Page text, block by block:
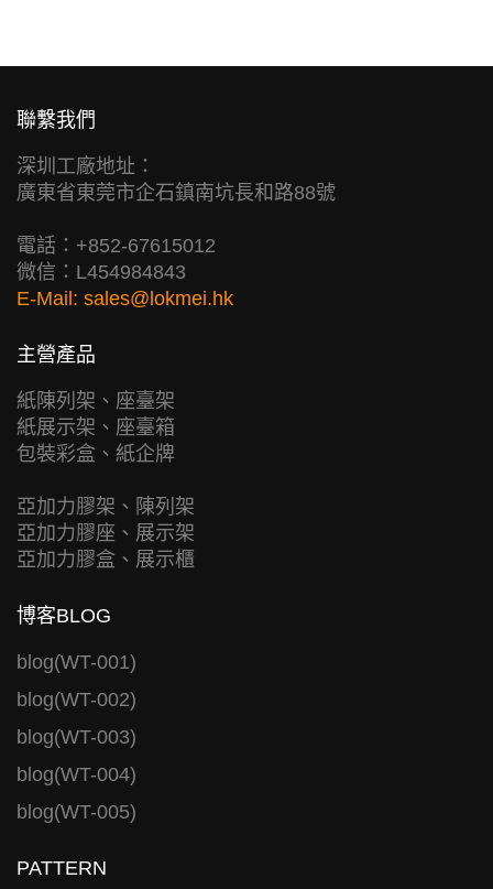
聯繫我們
深圳工廠地址：
廣東省東莞市企石鎮南坑長和路88號
電話：+852-67615012
微信：L454984843
E-Mail: sales@lokmei.hk
主營產品
紙陳列架、座臺架
紙展示架、座臺箱
包裝彩盒、紙企牌
亞加力膠架、陳列架
亞加力膠座、展示架
亞加力膠盒、展示櫃
博客BLOG
blog(WT-001)
blog(WT-002)
blog(WT-003)
blog(WT-004)
blog(WT-005)
PATTERN